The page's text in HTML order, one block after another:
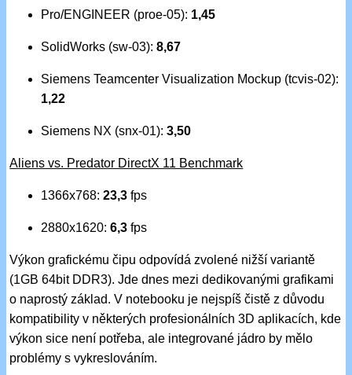
Pro/ENGINEER (proe-05): 1,45
SolidWorks (sw-03):8,67
Siemens Teamcenter Visualization Mockup (tcvis-02):
1,22
Siemens NX (snx-01):3,50
Aliens vs. Predator DirectX 11 Benchmark
1366x768:23,3 fps
2880x1620:6,3 fps
Výkon grafickému čipu odpovídá zvolené nižší variantě
(1GB 64bit DDR3). Jde dnes mezi dedikovanými grafikami
o naprostý základ. V notebooku je nejspíš čistě z důvodu
kompatibility v některých profesionálních 3D aplikacích, kde
výkon sice není potřeba, ale integrované jádro by mělo
problémy s vykreslováním.